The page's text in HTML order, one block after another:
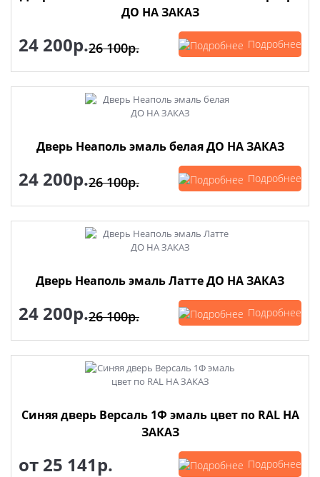
ДО НА ЗАКАЗ
24 200р.26 100р. Подробнее
Дверь Неаполь эмаль белая ДО НА ЗАКАЗ
24 200р.26 100р. Подробнее
Дверь Неаполь эмаль Латте ДО НА ЗАКАЗ
24 200р.26 100р. Подробнее
Синяя дверь Версаль 1Ф эмаль цвет по RAL НА
ЗАКАЗ
от 25 141р. Подробнее